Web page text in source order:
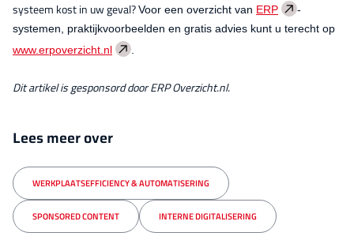
systeem kost in uw geval?Voor een overzicht van ERP
-
systemen, praktijkvoorbeelden en gratis advies kunt u terecht op
www.erpoverzicht.nl
.
Dit artikel is gesponsord door ERP Overzicht.nl.
Lees meer over
WERKPLAATSEFFICIENCY & AUTOMATISERING
SPONSORED CONTENT INTERNE DIGITALISERING